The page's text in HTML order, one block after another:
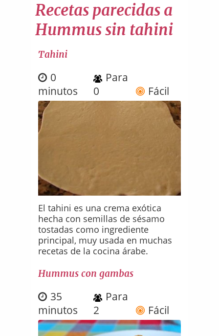
Recetas parecidas a
Hummus sin tahini
Tahini
0
minutos
Para
0
Fácil
El tahini es una crema exótica
hecha con semillas de sésamo
tostadas como ingrediente
principal, muy usada en muchas
recetas de la cocina árabe.
Hummus con gambas
35
minutos
Para
2
Fácil